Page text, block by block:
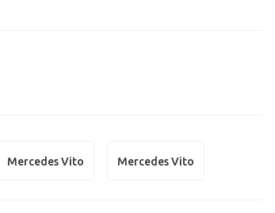
Mercedes Vito Mercedes Vito